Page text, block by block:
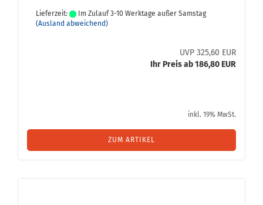
Lieferzeit:
Im Zulauf 3-10 Werktage außer Samstag
(Ausland abweichend)
UVP 325,60 EUR
Ihr Preis ab 186,80 EUR
inkl. 19% MwSt.
ZUM ARTIKEL